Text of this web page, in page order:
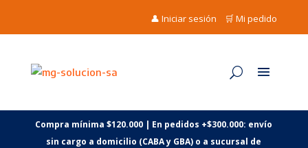
👤 Iniciar sesión 🛒 Mi pedido
Compra mínima $120.000 | En pedidos +$300.000: envío
sin cargo a domicilio (CABA y GBA) o a sucursal de